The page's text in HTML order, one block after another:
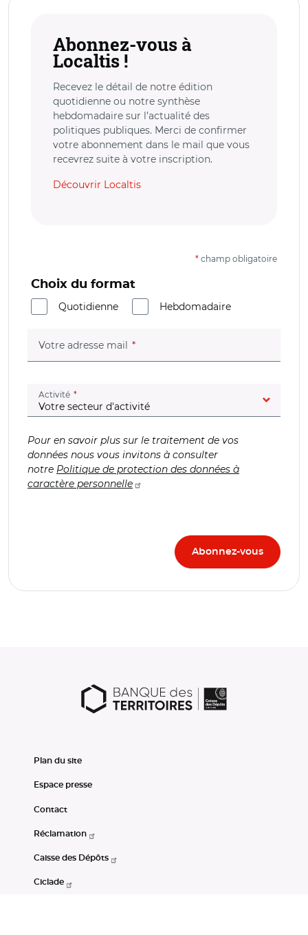
Abonnez-vous à
Localtis !
Recevez le détail de notre édition
quotidienne ou notre synthèse
hebdomadaire sur l’actualité des
politiques publiques. Merci de confirmer
votre abonnement dans le mail que vous
recevrez suite à votre inscription.
Découvrir Localtis
* champ obligatoire
Choix du format
Quotidienne
Hebdomadaire
Votre adresse mail (champ obligatoire)
Activité (champ obligatoire)
Pour en savoir plus sur le traitement de vos
données nous vous invitons à consulter
notre Politique de protection des données à
caractère personnelle
Plan du site
Espace presse
Contact
Réclamation
Caisse des Dépôts
Ciclade